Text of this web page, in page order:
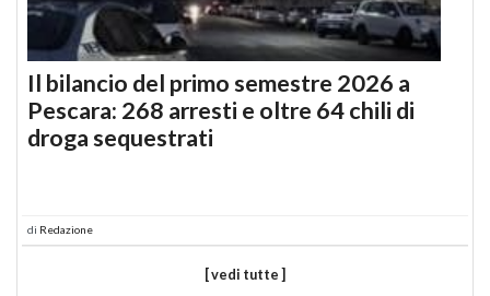
Il bilancio del primo semestre 2026 a
Pescara: 268 arresti e oltre 64 chili di
droga sequestrati
di Redazione
[ vedi tutte ]